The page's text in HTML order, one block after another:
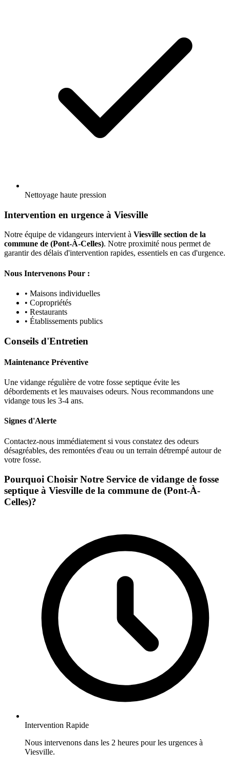
Nettoyage haute pression
Intervention en urgence à Viesville
Notre équipe de vidangeurs intervient à Viesville section de la
commune de (Pont-À-Celles). Notre proximité nous permet de
garantir des délais d'intervention rapides, essentiels en cas d'urgence.
Nous Intervenons Pour :
• Maisons individuelles
• Copropriétés
• Restaurants
• Établissements publics
Conseils d'Entretien
Maintenance Préventive
Une vidange régulière de votre fosse septique évite les
débordements et les mauvaises odeurs. Nous recommandons une
vidange tous les 3-4 ans.
Signes d'Alerte
Contactez-nous immédiatement si vous constatez des odeurs
désagréables, des remontées d'eau ou un terrain détrempé autour de
votre fosse.
Pourquoi Choisir Notre Service de vidange de fosse
septique à Viesville de la commune de (Pont-À-
Celles)?
Intervention Rapide
Nous intervenons dans les 2 heures pour les urgences à
Viesville.